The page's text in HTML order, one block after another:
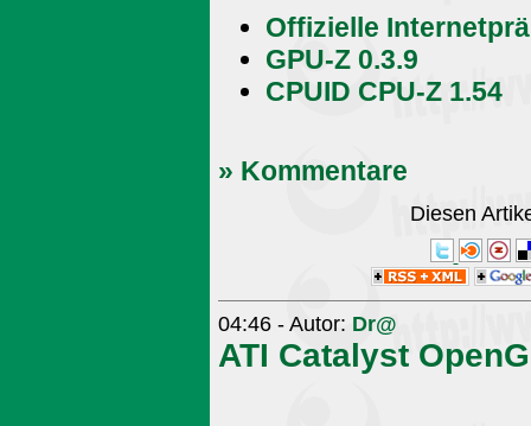
Offizielle
GPU-Z 0.3.9
CPUID CPU-Z 1.54
» Kommentare
Diesen
04:46 - Autor: Dr@
ATI Catalyst